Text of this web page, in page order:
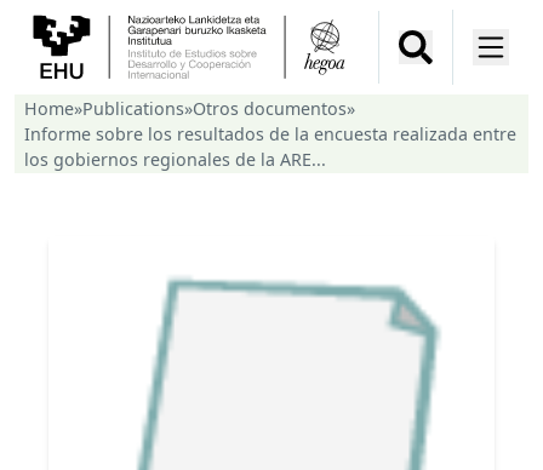
Home»Publications»Otros documentos»
Informe sobre los resultados de la encuesta realizada entre
los gobiernos regionales de la ARE...